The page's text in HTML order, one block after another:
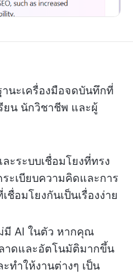
านะเครื่องมือจดบันทึกที่
ยน นักวิชาชีพ และผู้
ะระบบเชื่อมโยงที่ทรง
ะเบียบความคิดและการ
ชื่อมโยงกันเป็นเรื่องง่าย
มี AI ในตัว หากคุณ
าดและอัตโนมัติมากขึ้น
ทำให้งานต่างๆ เป็น